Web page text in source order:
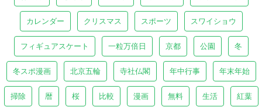
カレンダー クリスマス スポーツ スワイショウ
フィギュアスケート 一粒万倍日 京都 公園 冬
冬スポ漫画 北京五輪 寺社仏閣 年中行事 年末年始
掃除 暦 桜 比較 漫画 無料 生活 紅葉